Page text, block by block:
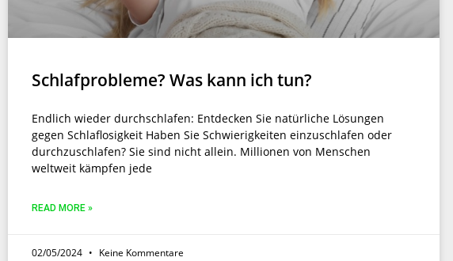
Schlafprobleme? Was kann ich tun?
Endlich wieder durchschlafen: Entdecken Sie natürliche Lösungen
gegen Schlaflosigkeit Haben Sie Schwierigkeiten einzuschlafen oder
durchzuschlafen? Sie sind nicht allein. Millionen von Menschen
weltweit kämpfen jede
READ MORE »
02/05/2024 Keine Kommentare